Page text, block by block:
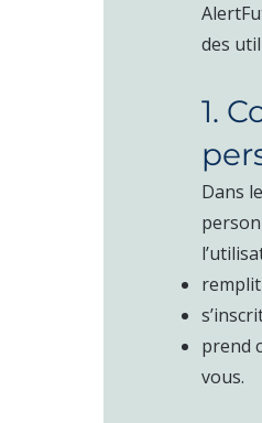
des
1.
Dans
prend
vous.